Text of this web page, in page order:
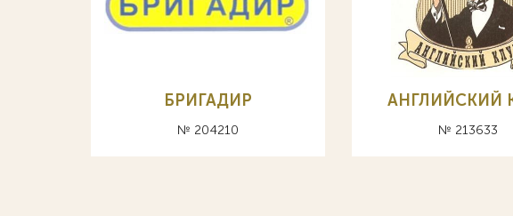
БРИГАДИР
№ 204210
АНГЛИЙСКИЙ
№ 213633